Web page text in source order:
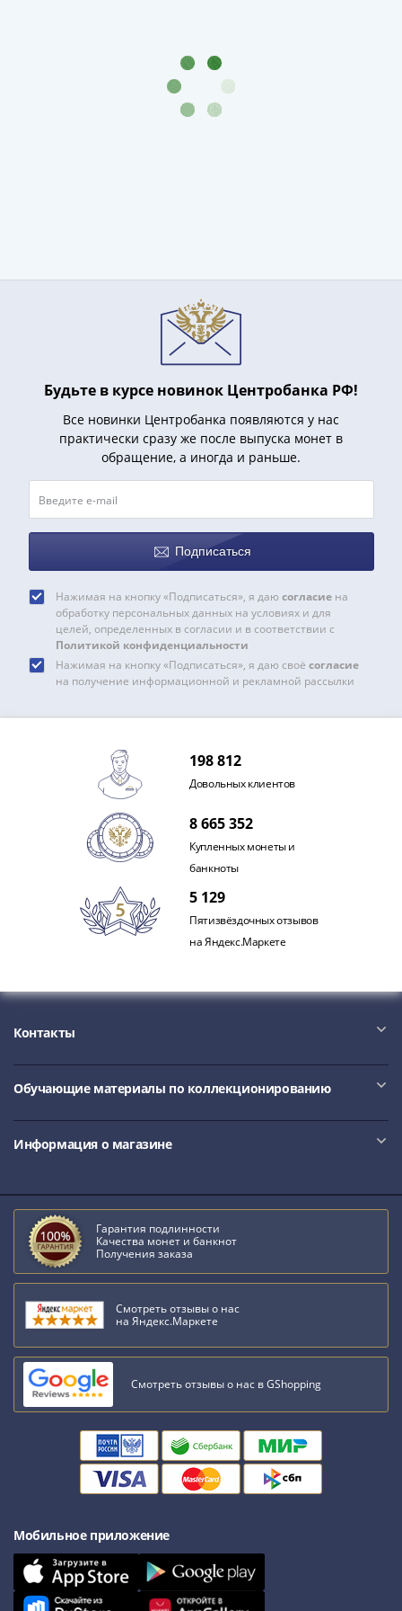
Будьте в курсе новинок Центробанка РФ!
Все новинки Центробанка появляются у нас
практически сразу же после выпуска монет в
обращение, а иногда и раньше.
Подписаться
Нажимая на кнопку «Подписаться», я даю согласиена
обработку персональных данных на условиях и для
целей, определенных в согласии и в соответствии с
Политикой конфиденциальности
Нажимая на кнопку «Подписаться», я даю своё согласие
на получение информационной и рекламной рассылки
198 812
Довольных клиентов
8 665 352
Купленных монеты и
банкноты
5 129
Пятизвёздочных отзывов
на Яндекс.Маркете
Контакты
Обучающие материалы по коллекционированию
Информация о магазине
Гарантия подлинности
Качества монет и банкнот
Получения заказа
Смотреть отзывы о нас
на Яндекс.Маркете
Смотреть отзывы о нас в GShopping
Мобильное приложение